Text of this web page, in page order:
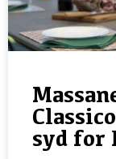
syd for